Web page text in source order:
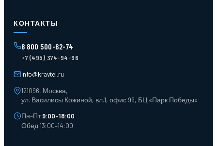
Контейнеры для отходов
Поддоны
Ящики пластиковые
Тара пласт. и металл.
Тележки для склада
КОНТАКТЫ
8 800 500-62-74
+7 (495) 374-94-96
info@kravtel.ru
121096, Москва,
ул. Василисы Кожиной, вл.1, офис 96, БЦ «Парк Победы»
Пн–Пт9:00–18:00
Обед 13:00–14:00